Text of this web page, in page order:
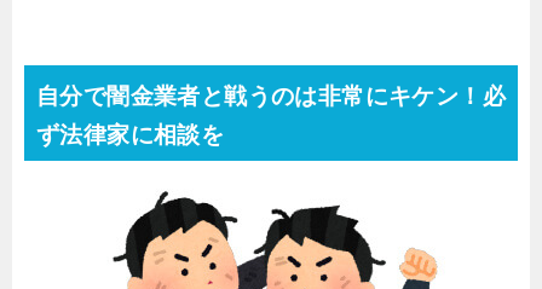
自分で闇金業者と戦うのは非常にキケン！必
ず法律家に相談を